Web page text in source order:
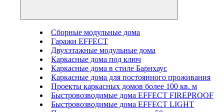
Сборные модульные дома
Гаражи EFFECT
Двухэтажные модульные дома
Каркасные дома под ключ
Каркасные дома в стиле Барнхаус
Каркасные дома для постоянного проживания
Проекты каркасных домов более 100 кв. м
Быстровозводимые дома EFFECT FIREPROOF
Быстровозводимые дома EFFECT LIGHT